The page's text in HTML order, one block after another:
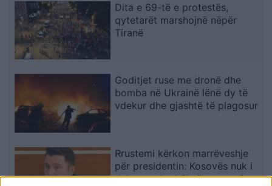
Dita e 69-të e protestës,
qytetarët marshojnë nëpër
Tiranë
Goditjet ruse me dronë dhe
bomba në Ukrainë lënë dy të
vdekur dhe gjashtë të plagosur
Rrustemi kërkon marrëveshje
për presidentin: Kosovës nuk i
duhet spektakël në mesnatë